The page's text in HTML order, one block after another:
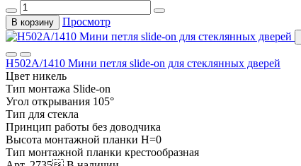
В корзину Просмотр
Н502А/1410 Мини петля slide-on для стеклянных дверей
Цвет никель
Тип монтажа Slide-on
Угол открывания 105°
Тип для стекла
Принцип работы без доводчика
Высота монтажной планки H=0
Тип монтажной планки крестообразная